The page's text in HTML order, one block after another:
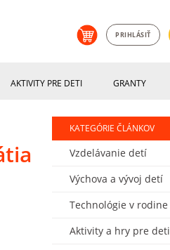
PRIHLÁSIŤ
AKTIVITY PRE DETI GRANTY
KATEGÓRIE ČLÁNKOV
Vzdelávanie detí
Výchova a vývoj detí
Technológie v rodine
Aktivity a hry pre deti